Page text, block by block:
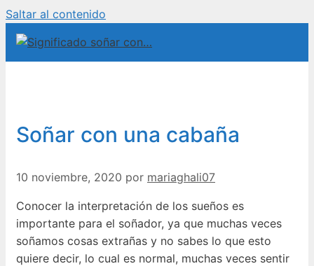
Saltar al contenido
Soñar con una cabaña
10 noviembre, 2020 por mariaghali07
Conocer la interpretación de los sueños es
importante para el soñador, ya que muchas veces
soñamos cosas extrañas y no sabes lo que esto
quiere decir, lo cual es normal, muchas veces sentir